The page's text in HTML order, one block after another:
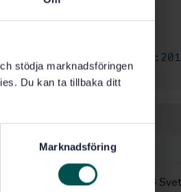
stödja marknadsföringen
Du kan ta tillbaka ditt
Marknadsföring
Fastställd:2022-06-13
SS-EN ISO
ISO 4136:2012
STANDARDER
SS-EN ISO 17659:2005